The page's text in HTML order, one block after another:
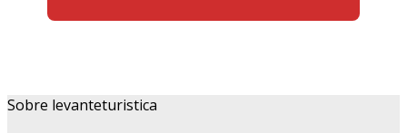
Sobre levanteturistica